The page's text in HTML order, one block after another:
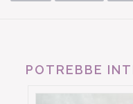
POTREBBE